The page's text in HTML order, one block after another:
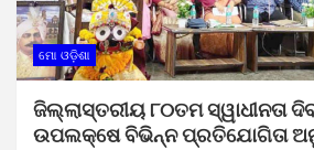
ମୋ ଓଡ଼ିଶା
ଜିଲ୍ଲାସ୍ତରୀୟ ୮୦ତମ ସ୍ୱାଧୀନତା
ଉପଲକ୍ଷେ ବିଭିନ୍ନ ପ୍ରତିଯୋଗିତା